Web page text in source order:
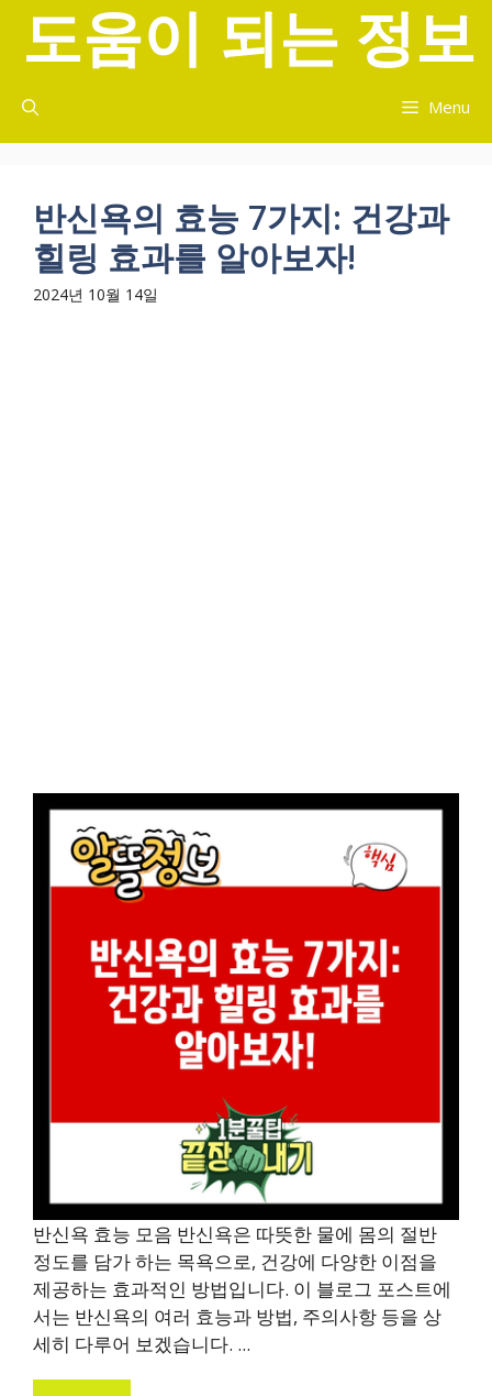
너
도움이 되는 정보
Menu
반신욕의 효능 7가지: 건강과
힐링 효과를 알아보자!
2024년 10월 14일
반신욕 효능 모음 반신욕은 따뜻한 물에 몸의 절반
정도를 담가 하는 목욕으로, 건강에 다양한 이점을
제공하는 효과적인 방법입니다. 이 블로그 포스트에
서는 반신욕의 여러 효능과 방법, 주의사항 등을 상
세히 다루어 보겠습니다. ...